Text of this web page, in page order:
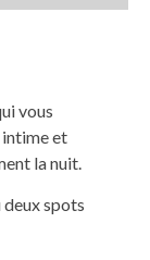
vous
intime et
la nuit.
deux spots